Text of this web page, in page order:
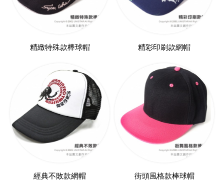
精緻特殊款棒球帽 精彩印刷款網帽
經典不敗款網帽 街頭風格款棒球帽